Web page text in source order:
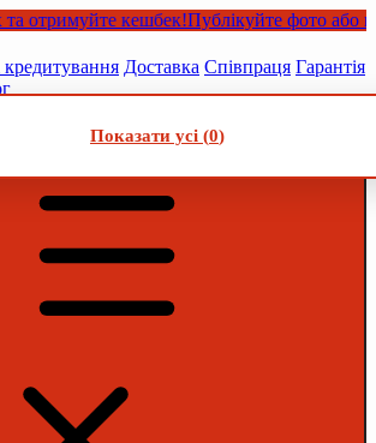
кешбек!Публікуйте фото або
кредитування Доставка Співпраця Гарантія
Показати усі (0)